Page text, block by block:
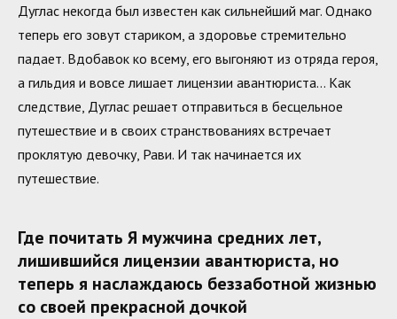
Дуглас некогда был известен как сильнейший маг. Однако
теперь его зовут стариком, а здоровье стремительно
падает. Вдобавок ко всему, его выгоняют из отряда героя,
а гильдия и вовсе лишает лицензии авантюриста… Как
следствие, Дуглас решает отправиться в бесцельное
путешествие и в своих странствованиях встречает
проклятую девочку, Рави. И так начинается их
путешествие.
Где почитать Я мужчина средних лет,
лишившийся лицензии авантюриста, но
теперь я наслаждаюсь беззаботной жизнью
со своей прекрасной дочкой